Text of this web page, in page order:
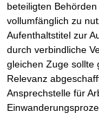
beteiligten
vollumfänglich zu
Aufenthaltstitel zur
durch verbindliche
gleichen Zuge sollte
Relevanz
Ansprechstelle für